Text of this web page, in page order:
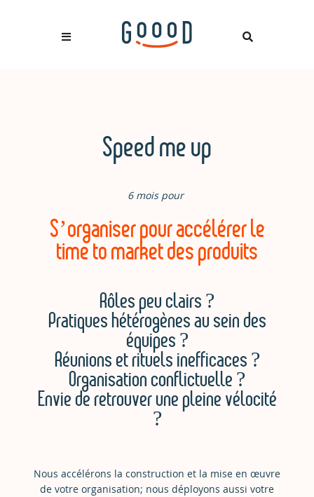
Speed me up
6 mois pour
S’organiser pour accélérer le
time to market des produits
Rôles peu clairs ?
Pratiques hétérogènes au sein des
équipes ?
Réunions et rituels inefficaces ?
Organisation conflictuelle ?
Envie de retrouver une pleine vélocité
?
Nous accélérons la construction et la mise en œuvre
de votre organisation; nous déployons aussi votre